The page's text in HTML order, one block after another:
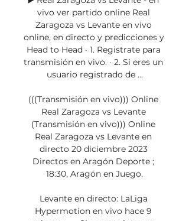
vivo ver partido online Real
Zaragoza vs Levante en vivo
online, en directo y predicciones y
Head to Head · 1. Registrate para
transmisión en vivo. · 2. Si eres un
usuario registrado de ...
(((Transmisión en vivo))) Online
Real Zaragoza vs Levante
(Transmisión en vivo))) Online
Real Zaragoza vs Levante en
directo 20 diciembre 2023
Directos en Aragón Deporte ;
18:30, Aragón en Juego.
Levante en directo: LaLiga
Hypermotion en vivo hace 9